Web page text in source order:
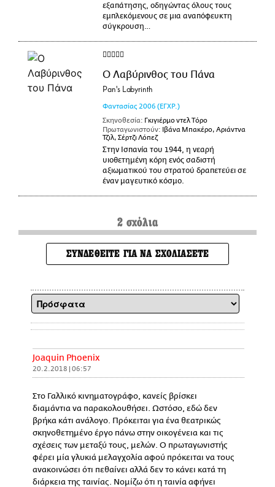
εξαπάτησης, οδηγώντας όλους τους
εμπλεκόμενους σε μια αναπόφευκτη
σύγκρουση…
Ο Λαβύρινθος του Πάνα
Pan's Labyrinth
Φαντασίας 2006 (ΕΓΧΡ.)
Σκηνοθεσία: Γκιγιέρμο ντελ Τόρο
Πρωταγωνιστούν: Ιβάνα Μπακέρο, Αριάντνα
Τζιλ, Σέρτζι Λόπεζ
Στην Ισπανία του 1944, η νεαρή
υιοθετημένη κόρη ενός σαδιστή
αξιωματικού του στρατού δραπετεύει σε
έναν μαγευτικό κόσμο.
2 σχόλια
ΣΥΝΔΕΘΕΙΤΕ ΓΙΑ ΝΑ ΣΧΟΛΙΑΣΕΤΕ
Joaquin Phoenix
20.2.2018 | 06:57
Στο Γαλλικό κινηματογράφο, κανείς βρίσκει
διαμάντια να παρακολουθήσει. Ωστόσο, εδώ δεν
βρήκα κάτι ανάλογο. Πρόκειται για ένα θεατρικώς
σκηνοθετημένο έργο πάνω στην οικογένεια και τις
σχέσεις των μεταξύ τους, μελών. Ο πρωταγωνιστής
φέρει μία γλυκιά μελαγχολία αφού πρόκειται να τους
ανακοινώσει ότι πεθαίνει αλλά δεν το κάνει κατά τη
διάρκεια της ταινίας. Νομίζω ότι η ταινία αφήνει